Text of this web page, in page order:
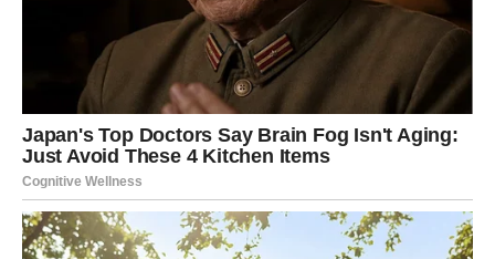
što je najvažnije, u vodu u koju su prethodno dodana jaja i boje,
dodaje se kašika sirćeta, kako bi poja bila intenzivnija.
Osim toga, što više prirodnih sastojaka dodate u vodu, to će
slikanje biti uspješnije. Za crvenu možete koristiti cveklu ili
koren cikorije, za zelenu možete koristiti listove spanaća ili
koprive, ljubičasta se dobija iz cvetova zumbula ili ljubičice,
dok je savršena smeđa potrebna šolja crne kafe.
Sijalica